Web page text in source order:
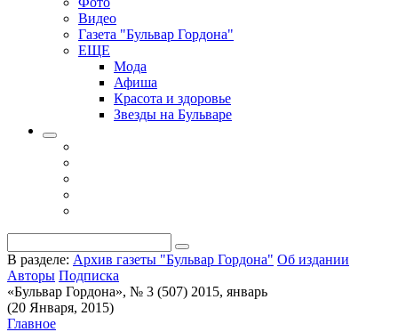
Видео
Газета "Бульвар Гордона"
ЕЩЕ
Мода
Афиша
Красота и здоровье
Звезды на Бульваре
В разделе: Архив газеты "Бульвар Гордона" Об издании
Авторы Подписка
«Бульвар Гордона», № 3 (507) 2015, январь
(20 Января, 2015)
Главное